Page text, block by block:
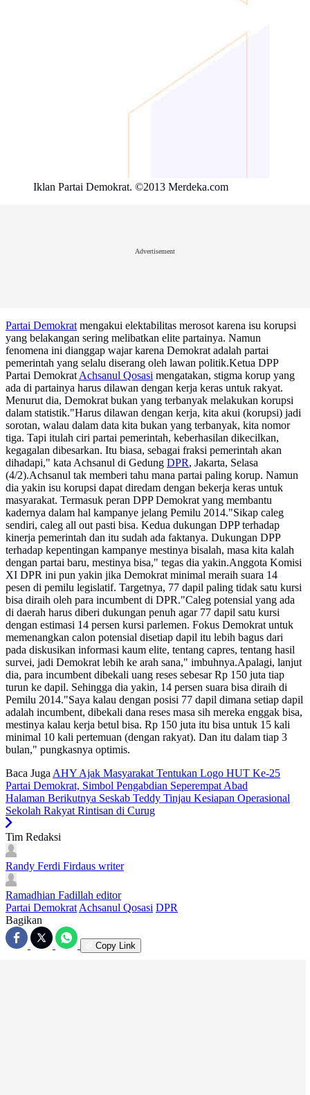
Iklan Partai Demokrat. ©2013 Merdeka.com
Advertisement
Partai Demokratmengakui elektabilitas merosot karena isu korupsi
yang belakangan sering melibatkan elite partainya. Namun
fenomena ini dianggap wajar karena Demokrat adalah partai
pemerintah yang selalu diserang oleh lawan politik.Ketua DPP
Partai DemokratAchsanul Qosasi mengatakan, stigma korup yang
ada di partainya harus dilawan dengan kerja keras untuk rakyat.
Menurut dia, Demokrat bukan yang terbanyak melakukan korupsi
dalam statistik."Harus dilawan dengan kerja, kita akui (korupsi) jadi
sorotan, walau dalam data kita bukan yang terbanyak, kita nomor
tiga. Tapi itulah ciri partai pemerintah, keberhasilan dikecilkan,
kegagalan dibesarkan. Itu biasa, sebagai fraksi pemerintah akan
dihadapi," kata Achsanul di Gedung DPR, Jakarta, Selasa
(4/2).Achsanul tak memberi tahu mana partai paling korup. Namun
dia yakin isu korupsi dapat diredam dengan bekerja keras untuk
masyarakat. Termasuk peran DPP Demokrat yang membantu
kadernya dalam hal kampanye jelang Pemilu 2014."Sikap caleg
sendiri, caleg all out pasti bisa. Kedua dukungan DPP terhadap
kinerja pemerintah dan itu sudah ada faktanya. Dukungan DPP
terhadap kepentingan kampanye mestinya bisalah, masa kita kalah
dengan partai baru, mestinya bisa," tegas dia yakin.Anggota Komisi
XI DPR ini pun yakin jika Demokrat minimal meraih suara 14
pesen di pemilu legislatif. Targetnya, 77 dapil paling tidak satu kursi
bisa diraih oleh para incumbent di DPR."Caleg potensial yang ada
di daerah harus diberi dukungan penuh agar 77 dapil satu kursi
dengan estimasi 14 persen kursi parlemen. Fokus Demokrat untuk
memenangkan calon potensial disetiap dapil itu lebih bagus dari
pada diskusikan informasi kaum elite, tentang capres, tentang hasil
survei, jadi Demokrat lebih ke arah sana," imbuhnya.Apalagi, lanjut
dia, para incumbent dibekali uang reses sebesar Rp 150 juta tiap
turun ke dapil. Sehingga dia yakin, 14 persen suara bisa diraih di
Pemilu 2014."Saya kalau dengan posisi 77 dapil dimana setiap dapil
adalah incumbent, dibekali dana reses masa sih mereka enggak bisa,
mestinya kalau kerja betul bisa. Rp 150 juta itu bisa untuk 15 kali
minimal 10 kali pertemuan (dengan rakyat). Dan itu dalam tiap 3
bulan," pungkasnya optimis.
Baca JugaAHY Ajak Masyarakat Tentukan Logo HUT Ke-25
Partai Demokrat, Simbol Pengabdian Seperempat Abad
Halaman Berikutnya Seskab Teddy Tinjau Kesiapan Operasional
Sekolah Rakyat Rintisan di Curug
Tim Redaksi
Randy Ferdi Firdaus writer
Ramadhian Fadillah editor
Partai DemokratAchsanul Qosasi DPR
Bagikan
Copy Link